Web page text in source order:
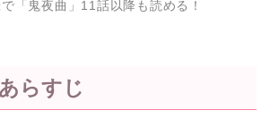
「鬼夜曲」11話以降も読める！
らすじ